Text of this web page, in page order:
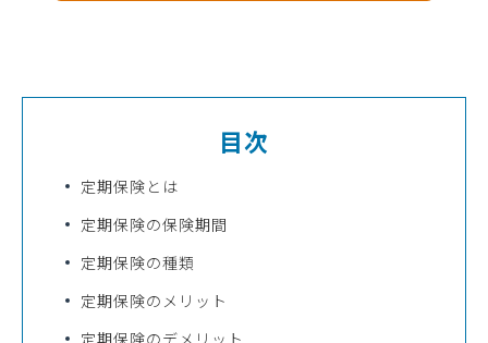
目次
定期保険とは
定期保険の保険期間
定期保険の種類
定期保険のメリット
定期保険のデメリット